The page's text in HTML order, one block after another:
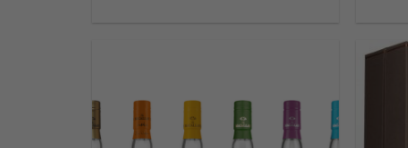
ADD TO
WISHLIST